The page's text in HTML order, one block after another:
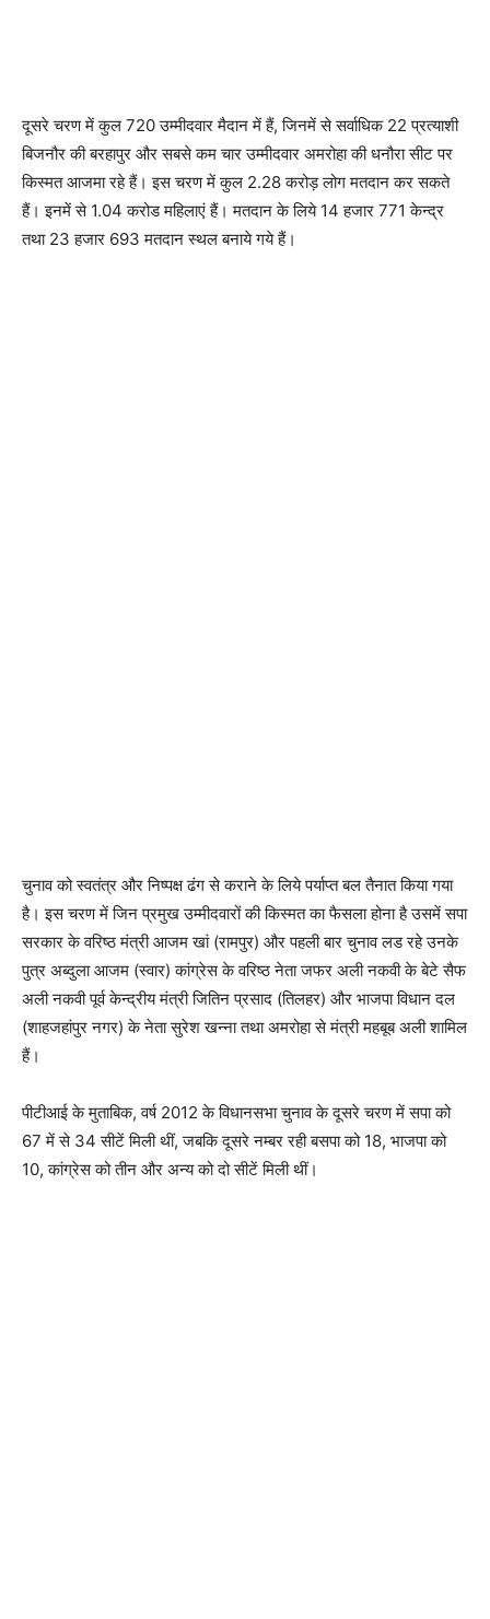
दूसरे चरण में कुल 720 उम्मीदवार मैदान में हैं, जिनमें से सर्वाधिक 22 प्रत्याशी
बिजनौर की बरहापुर और सबसे कम चार उम्मीदवार अमरोहा की धनौरा सीट पर
किस्मत आजमा रहे हैं। इस चरण में कुल 2.28 करोड़ लोग मतदान कर सकते
हैं। इनमें से 1.04 करोड महिलाएं हैं। मतदान के लिये 14 हजार 771 केन्द्र
तथा 23 हजार 693 मतदान स्थल बनाये गये हैं।
चुनाव को स्वतंत्र और निष्पक्ष ढंग से कराने के लिये पर्याप्त बल तैनात किया गया
है। इस चरण में जिन प्रमुख उम्मीदवारों की किस्मत का फैसला होना है उसमें सपा
सरकार के वरिष्ठ मंत्री आजम खां (रामपुर) और पहली बार चुनाव लड रहे उनके
पुत्र अब्दुला आजम (स्वार) कांग्रेस के वरिष्ठ नेता जफर अली नकवी के बेटे सैफ
अली नकवी पूर्व केन्द्रीय मंत्री जितिन प्रसाद (तिलहर) और भाजपा विधान दल
(शाहजहांपुर नगर) के नेता सुरेश खन्ना तथा अमरोहा से मंत्री महबूब अली शामिल
हैं।
पीटीआई के मुताबिक, वर्ष 2012 के विधानसभा चुनाव के दूसरे चरण में सपा को
67 में से 34 सीटें मिली थीं, जबकि दूसरे नम्बर रही बसपा को 18, भाजपा को
10, कांग्रेस को तीन और अन्य को दो सीटें मिली थीं।